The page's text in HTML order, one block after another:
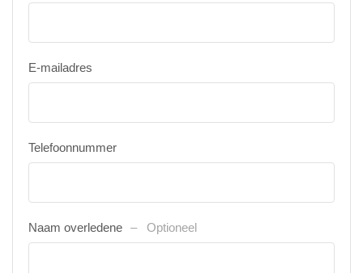
E-mailadres
Telefoonnummer
Naam overledene Optioneel